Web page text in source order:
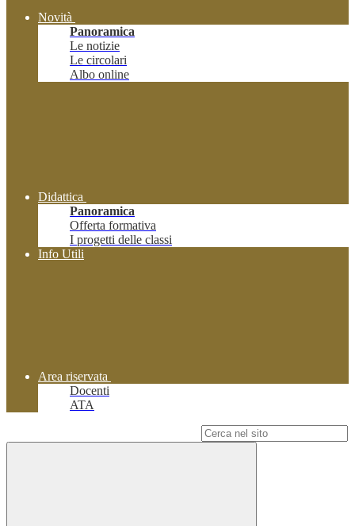
Novità
Panoramica
Le notizie
Le circolari
Albo online
Didattica
Panoramica
Offerta formativa
I progetti delle classi
Info Utili
Area riservata
Docenti
ATA